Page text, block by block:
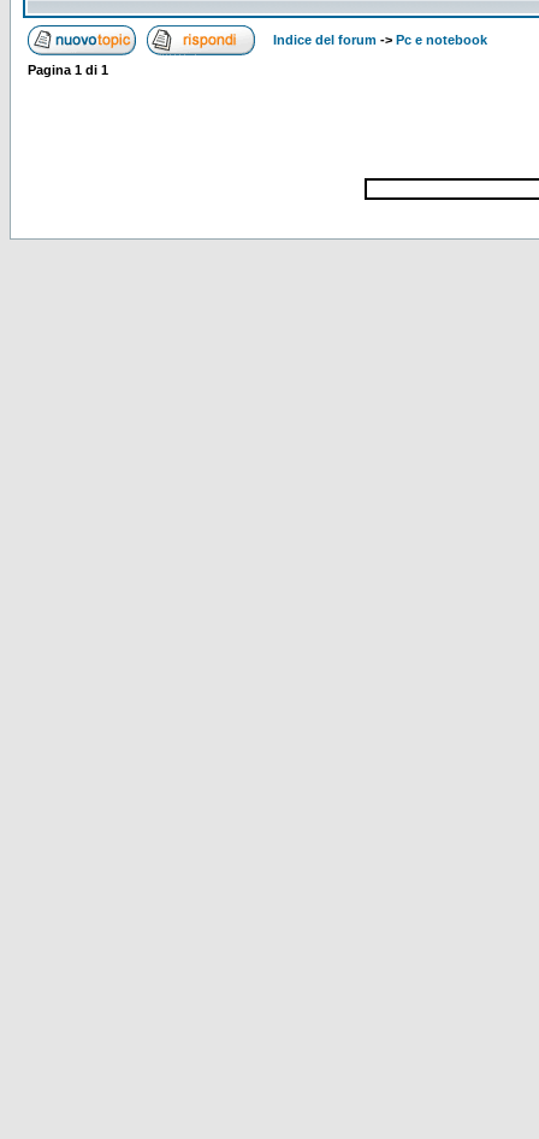
Indice del forum -> Pc e notebook
Pagina 1 di 1